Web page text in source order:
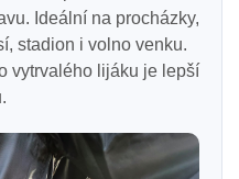
Ideální na procházky,
stadion i volno venku.
vytrvalého lijáku je lepší